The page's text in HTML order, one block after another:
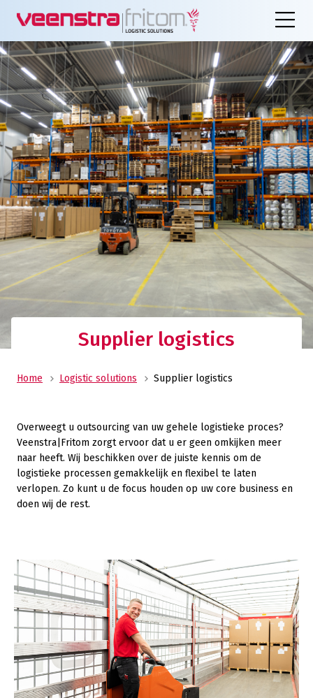
Supplier logistics
Home Logistic solutions Supplier logistics
Overweegt u outsourcing van uw gehele logistieke proces?
Veenstra|Fritom zorgt ervoor dat u er geen omkijken meer
naar heeft. Wij beschikken over de juiste kennis om de
logistieke processen gemakkelijk en flexibel te laten
verlopen. Zo kunt u de focus houden op uw core business en
doen wij de rest.